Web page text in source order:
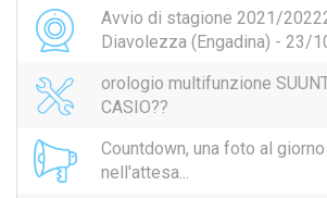
Avvio di stagione 2021/
Diavolezza (Engadina) - 23/
orologio multifunzione
CASIO??
Countdown, una foto al giorno
nell'attesa...